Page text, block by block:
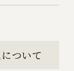
ついて